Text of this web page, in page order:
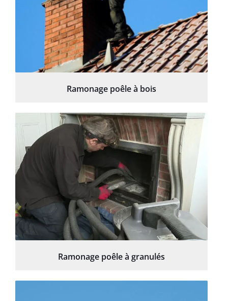
Ramonage poêle à bois
Ramonage poêle à granulés